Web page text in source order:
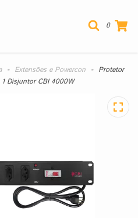
0
- Extensões e Powercon - Protetor
Disjuntor CBI 4000W